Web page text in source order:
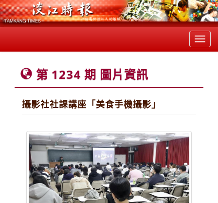
第 1234 期 圖片資訊
攝影社社課講座「美食手機攝影」